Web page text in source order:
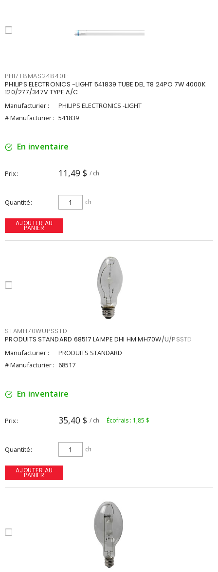
PHI7T8MAS24840IF
PHILIPS ELECTRONICS -LIGHT 541839 TUBE DEL T8 24PO 7W 4000K
120/277/347V TYPE A/C
Manufacturier :
PHILIPS ELECTRONICS -LIGHT
# Manufacturier : 541839
En inventaire
Prix 11,49 $ / ch
Quantité ch
AJOUTER AU
PANIER
STAMH70WUPSSTD
PRODUITS STANDARD 68517 LAMPE DHI HM MH70W/U/PSSTD
Manufacturier :
PRODUITS STANDARD
# Manufacturier : 68517
En inventaire
Prix 35,40 $ / ch Écofrais : 1,85 $
Quantité ch
AJOUTER AU
PANIER